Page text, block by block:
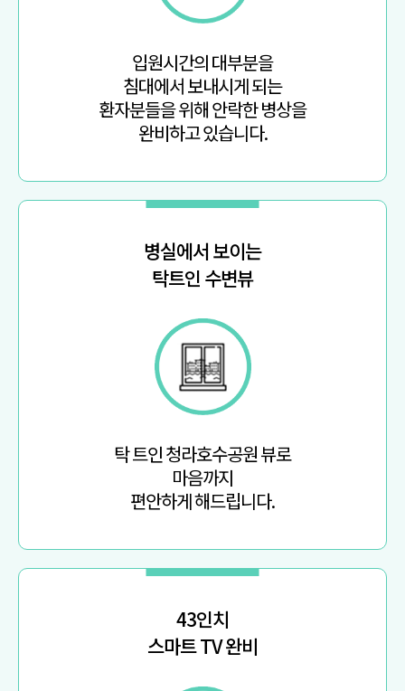
입원시간의 대부분을
침대에서 보내시게 되는
환자분들을 위해 안락한 병상을
완비하고 있습니다.
병실에서 보이는
탁트인 수변뷰
탁 트인 청라호수공원 뷰로
마음까지
편안하게 해드립니다.
43인치
스마트 TV 완비